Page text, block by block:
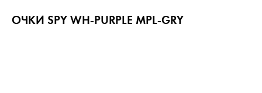
ОЧКИ SPY WH-PURPLE MPL-GRY